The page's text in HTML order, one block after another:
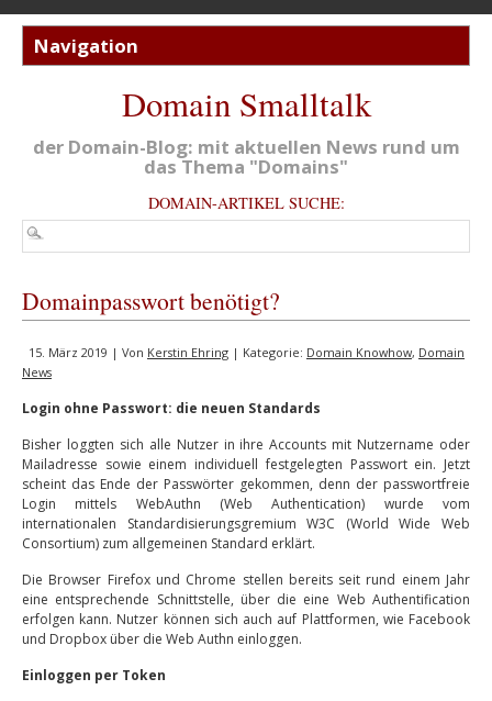
Domain Smalltalk
der Domain-Blog: mit aktuellen News rund um
das Thema "Domains"
DOMAIN-ARTIKEL SUCHE:
Domainpasswort benötigt?
15. März 2019 | Von Kerstin Ehring | Kategorie: Domain Knowhow, Domain
News
Login ohne Passwort: die neuen Standards
Bisher loggten sich alle Nutzer in ihre Accounts mit Nutzername oder
Mailadresse sowie einem individuell festgelegten Passwort ein. Jetzt
scheint das Ende der Passwörter gekommen, denn der passwortfreie
Login mittels WebAuthn (Web Authentication) wurde vom
internationalen Standardisierungsgremium W3C (World Wide Web
Consortium) zum allgemeinen Standard erklärt.
Die Browser Firefox und Chrome stellen bereits seit rund einem Jahr
eine entsprechende Schnittstelle, über die eine Web Authentification
erfolgen kann. Nutzer können sich auch auf Plattformen, wie Facebook
und Dropbox über die Web Authn einloggen.
Einloggen per Token